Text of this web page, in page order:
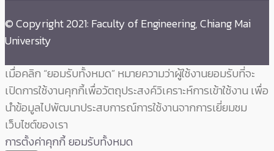
© Copyright 2021: Faculty of Engineering, Chiang Mai
University
เมื่อคลิก “ยอมรับทั้งหมด” หมายความว่าผู้ใช้งานยอมรับที่จะ
เปิดการใช้งานคุกกี้เพื่อวัตถุประสงค์วิเคราะห์การเข้าใช้งาน เพื่อ
นำข้อมูลไปพัฒนาประสบการณ์การใช้งานจากการเยี่ยมชม
เว็บไซต์ของเรา
การตั้งค่าคุกกี้ยอมรับทั้งหมด